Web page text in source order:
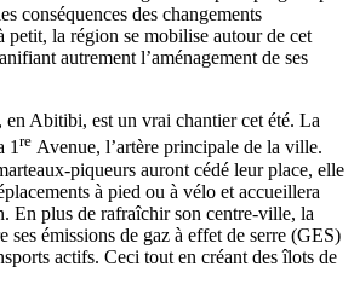
conséquences des changements
petit, la région se mobilise autour de cet
autrement l’aménagement de ses
Abitibi, est un vrai chantier cet été. La
1re Avenue, l’artère principale de la ville.
piqueurs auront cédé leur place, elle
à pied ou à vélo et accueillera
En plus de rafraîchir son centre-ville, la
ses émissions de gaz à effet de serre (GES)
actifs. Ceci tout en créant des îlots de